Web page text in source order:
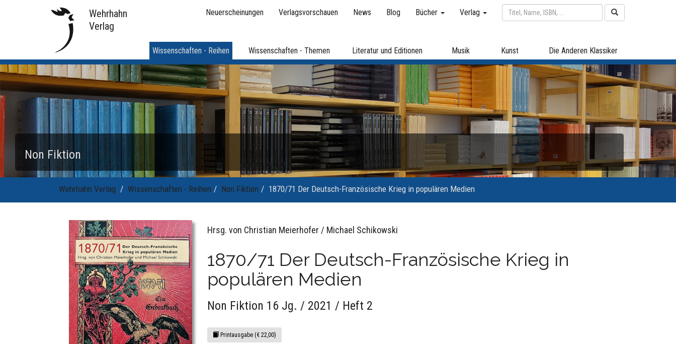
Wehrhahn
Verlag
Neuerscheinungen Verlagsvorschauen News Blog Bücher Verlag
Wissenschaften - Reihen Wissenschaften - Themen Literatur und Editionen Musik Kunst Die Anderen Klassiker
Non Fiktion
Wehrhahn Verlag Wissenschaften - Reihen Non Fiktion 1870/71 Der Deutsch-Französische Krieg in populären Medien
Hrsg. von Christian Meierhofer / Michael Schikowski
1870/71 Der Deutsch-Französische Krieg in
populären Medien
Non Fiktion 16 Jg. / 2021 / Heft 2
Printausgabe (€ 22,00)